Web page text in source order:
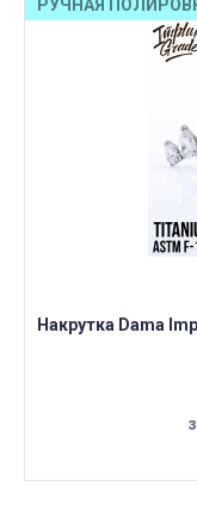
Накрутка Dama
РУЧНАЯ